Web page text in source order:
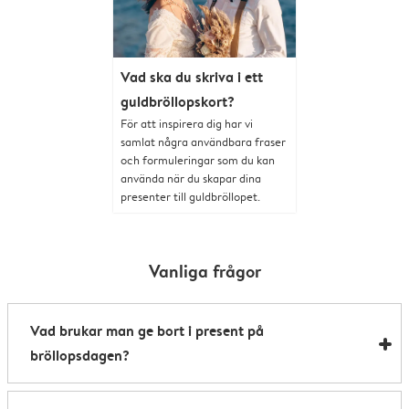
Vad ska du skriva i ett
guldbröllopskort?
För att inspirera dig har vi
samlat några användbara fraser
och formuleringar som du kan
använda när du skapar dina
presenter till guldbröllopet.
Vanliga frågor
Vad brukar man ge bort i present på
bröllopsdagen?
Traditionella bröllopsdag presenter utgår från olika